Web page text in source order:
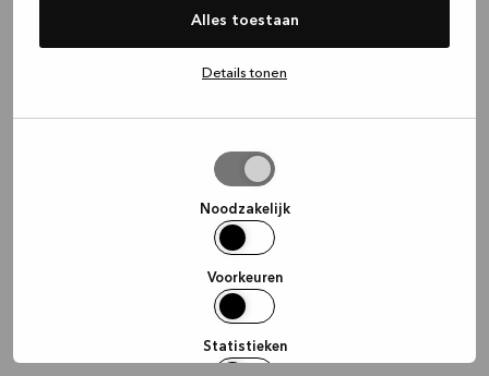
Alles toestaan
Details tonen
Noodzakelijk
Voorkeuren
Statistieken